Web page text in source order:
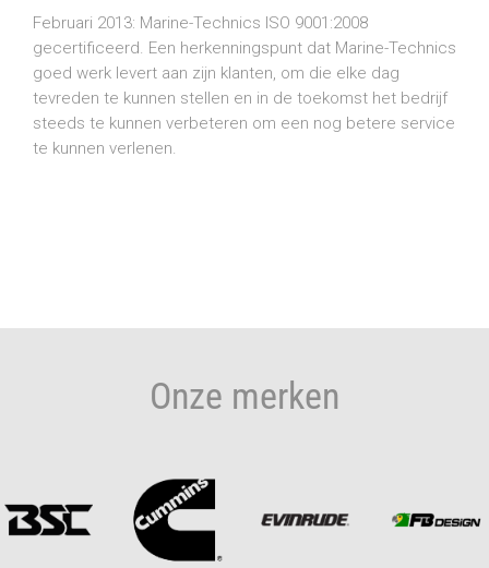
Februari 2013: Marine-Technics ISO 9001:2008
gecertificeerd. Een herkenningspunt dat Marine-Technics
goed werk levert aan zijn klanten, om die elke dag
tevreden te kunnen stellen en in de toekomst het bedrijf
steeds te kunnen verbeteren om een nog betere service
te kunnen verlenen.
Onze merken